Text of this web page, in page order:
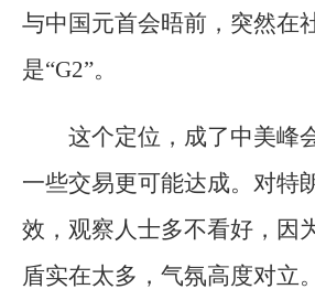
与中国元首会晤前，突然在
是“G2”。
这个定位，成了中美峰
一些交易更可能达成。对特
效，观察人士多不看好，因
盾实在太多，气氛高度对立